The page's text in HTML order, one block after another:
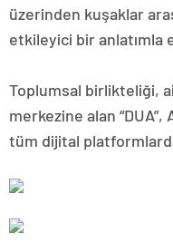
üzerinden kuşaklar
etkileyici bir anlatımla
Toplumsal birlikteliği,
merkezine alan
tüm dijital